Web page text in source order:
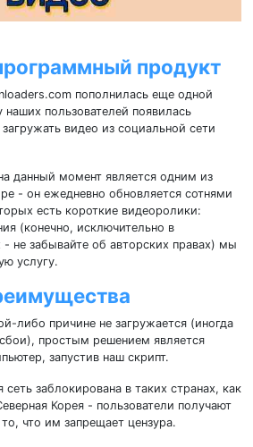
продукт
пополнилась еще одной
наших пользователей появилась
видео из социальной сети
данный момент является одним из
- он ежедневно обновляется сотнями
есть короткие видеоролики:
(конечно, исключительно в
не забывайте об авторских правах) мы
услугу.
либо причине не загружается (иногда
простым решением является
запустив наш скрипт.
заблокирована в таких странах, как
Корея - пользователи получают
что им запрещает цензура.